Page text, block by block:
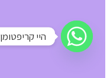
היי קריפטומן